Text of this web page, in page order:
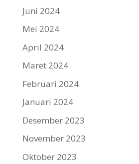
Juni 2024
Mei 2024
April 2024
Maret 2024
Februari 2024
Januari 2024
Desember 2023
November 2023
Oktober 2023